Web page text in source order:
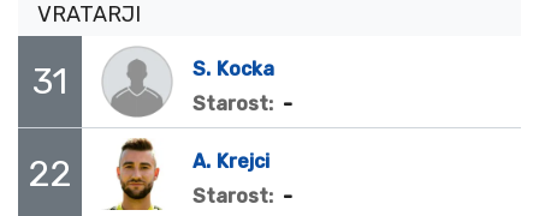
VRATARJI
31 S. Kocka
Starost: -
22 A. Krejci
Starost: -